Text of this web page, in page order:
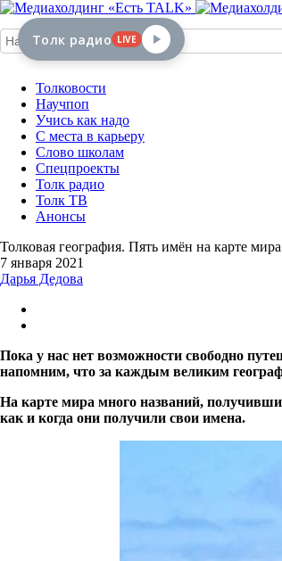
Толковости
Научпоп
Учись как надо
С места в карьеру
Слово школам
Спецпроекты
Толк радио
Толк ТВ
Анонсы
Толковая география. Пять имён на карте мира
7 января 2021
Дарья Дедова
Пока у нас нет возможности свободно
напомним, что за каждым великим
На карте мира много названий,
как и когда они получили свои имена.
Толк радио LIVE